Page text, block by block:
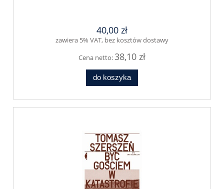
40,00 zł
zawiera 5% VAT, bez kosztów dostawy
Cena netto:38,10 zł
do koszyka